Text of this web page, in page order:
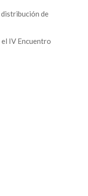
distribución de
IV Encuentro